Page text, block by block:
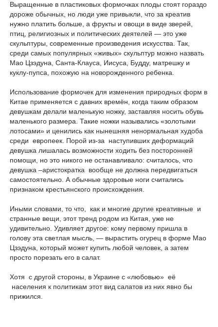
Выращенные в пластиковых формочках плоды стоят гораздо
дороже обычных, но люди уже привыкли, что за креатив
нужно платить больше, а фрукты и овощи в виде зверей,
птиц, религиозных и политических деятелей — это уже
скульптуры, современные произведения искусства. Так,
среди самых популярных «живых» скульптур можно назвать
Мао Цзэдуна, Санта-Клауса, Иисуса, Будду, матрешку и
куклу-пупса, похожую на новорожденного ребенка.
Использование формочек для изменения природных форм в
Китае применяется с давних времён, когда таким образом
девушкам делали маленькую ножку, заставляя носить обувь
маленького размера. Такие ножки назывались «золотыми
лотосами» и ценились как нынешняя ненормальная худоба
среди европеек. Порой из-за наступивших деформаций
девушка лишалась возможности ходить без посторонней
помощи, но это никого не останавливало: считалось, что
девушка –аристократка вообще не должна передвигаться
самостоятельно. А обычные здоровые ноги считались
признаком крестьянского происхождения.
Иными словами, то что, как и многие другие креативные и
странные вещи, этот тренд родом из Китая, уже не
удивительно. Удивляет другое: кому первому пришла в
голову эта светлая мысль, — вырастить огурец в форме Мао
Цзэдуна, который может купить любой человек, а затем
просто порезать его в салат.
Хотя с другой стороны, в Украине с «любовью» её
населения к политикам этот вид салатов из них явно бы
прижился.